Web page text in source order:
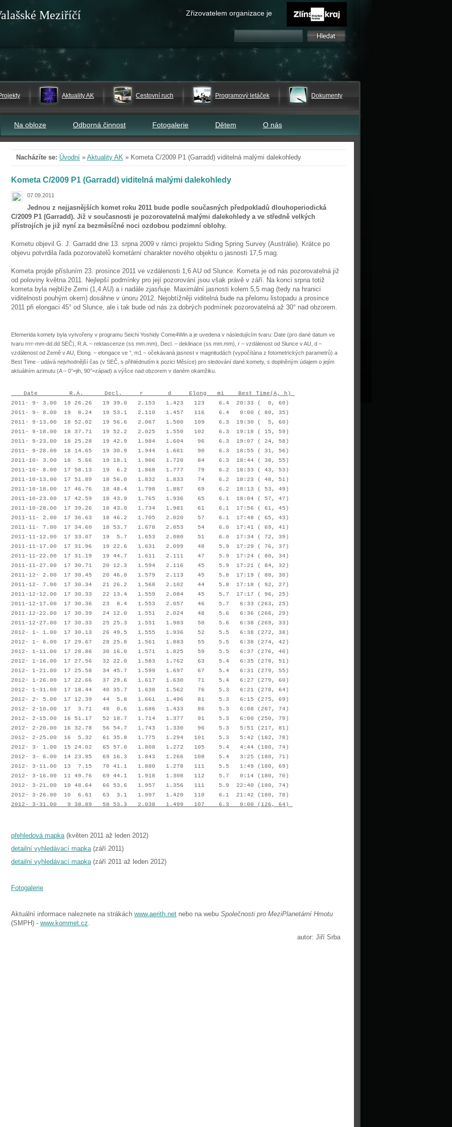
Meziříčí Zřizovatelem organizace je
Aktuality AK Cestovní ruch Programový letáček Dokumenty
Na obloze Odborná činnost Fotogalerie Dětem O nás
Nacházíte se: Úvodní » Aktuality AK » Kometa C/2009 P1 (Garradd) viditelná malými dalekohledy
Kometa C/2009 P1 (Garradd) viditelná malými dalekohledy
07.09.2011
Jednou z nejjasnějších komet roku 2011 bude podle současných předpokladů dlouhoperiodická
C/2009 P1 (Garradd). Již v současnosti je pozorovatelná malými dalekohledy a ve středně velkých
přístrojích je již nyní za bezměsíčné noci ozdobou podzimní oblohy.
Kometu objevil G. J. Garradd dne 13. srpna 2009 v rámci projektu Siding Spring Survey (Austrálie). Krátce po
objevu potvrdila řada pozorovatelů kometární charakter nového objektu o jasnosti 17,5 mag.
Kometa projde přísluním 23. prosince 2011 ve vzdálenosti 1,6 AU od Slunce. Kometa je od nás pozorovatelná již
od poloviny května 2011. Nejlepší podmínky pro její pozorování jsou však právě v září. Na konci srpna totiž
kometa byla nejblíže Zemi (1,4 AU) a i nadále zjasňuje. Maximální jasnosti kolem 5,5 mag (tedy na hranici
viditelnosti pouhým okem) dosáhne v únoru 2012. Nejobtížněji viditelná bude na přelomu listopadu a prosince
2011 při elongaci 45° od Slunce, ale i tak bude od nás za dobrých podmínek pozorovatelná až 30° nad obzorem.
Efemerida komety byla vytvořeny v programu Seichi Yoshidy Come4Win a je uvedena v následujícím tvaru: Date (pro dané datum ve
tvaru rrrr-mm-dd.dd SEČ), R.A. – rektascenze (ss mm.mm), Decl. – deklinace (ss mm.mm), r – vzdálenost od Slunce v AU, d –
vzdálenost od Země v AU, Elong. – elongace ve °, m1 – očekávaná jasnost v magnitudách (vypočítána z fotometrických parametrů) a
Best Time - udává nejvhodnější čas (v SEČ, s přihlédnutím k pozici Měsíce) pro sledování dané komety, s doplněným údajem o jejím
aktuálním azimutu (A – 0°=jih, 90°=západ) a výšce nad obzorem v daném okamžiku.
Date R.A. Decl. r d Elong m1 Best Time(A, h)
2011- 9- 3.00 19 26.26 19 39.0 2.153 1.423 123 6.4 20:33 ( 0, 60)
2011- 9- 8.00 19 8.24 19 53.1 2.110 1.457 116 6.4 0:00 ( 80, 35)
2011- 9-13.00 18 52.02 19 56.6 2.067 1.500 109 6.3 19:30 ( 5, 60)
2011- 9-18.00 18 37.71 19 52.2 2.025 1.550 102 6.3 19:18 ( 15, 59)
2011- 9-23.00 18 25.28 19 42.9 1.984 1.604 96 6.3 19:07 ( 24, 58)
2011- 9-28.00 18 14.65 19 30.9 1.944 1.661 90 6.3 18:55 ( 31, 56)
2011-10- 3.00 18 5.66 19 18.1 1.906 1.720 84 6.3 18:44 ( 38, 55)
2011-10- 8.00 17 58.13 19 6.2 1.868 1.777 79 6.2 18:33 ( 43, 53)
2011-10-13.00 17 51.89 18 56.0 1.832 1.833 74 6.2 18:23 ( 48, 51)
2011-10-18.00 17 46.76 18 48.4 1.798 1.887 69 6.2 18:13 ( 53, 49)
2011-10-23.00 17 42.59 18 43.9 1.765 1.936 65 6.1 18:04 ( 57, 47)
2011-10-28.00 17 39.26 18 43.0 1.734 1.981 61 6.1 17:56 ( 61, 45)
2011-11- 2.00 17 36.63 18 46.2 1.705 2.020 57 6.1 17:48 ( 65, 43)
2011-11- 7.00 17 34.60 18 53.7 1.678 2.053 54 6.0 17:41 ( 69, 41)
2011-11-12.00 17 33.07 19 5.7 1.653 2.080 51 6.0 17:34 ( 72, 39)
2011-11-17.00 17 31.96 19 22.6 1.631 2.099 48 5.9 17:29 ( 76, 37)
2011-11-22.00 17 31.19 19 44.7 1.611 2.111 47 5.9 17:24 ( 80, 34)
2011-11-27.00 17 30.71 20 12.3 1.594 2.116 45 5.9 17:21 ( 84, 32)
2011-12- 2.00 17 30.45 20 46.0 1.579 2.113 45 5.8 17:19 ( 88, 30)
2011-12- 7.00 17 30.34 21 26.2 1.568 2.102 44 5.8 17:18 ( 92, 27)
2011-12-12.00 17 30.33 22 13.4 1.559 2.084 45 5.7 17:17 ( 96, 25)
2011-12-17.00 17 30.36 23 8.4 1.553 2.057 46 5.7 6:33 (263, 25)
2011-12-22.00 17 30.39 24 12.0 1.551 2.024 48 5.6 6:36 (266, 29)
2011-12-27.00 17 30.33 25 25.3 1.551 1.983 50 5.6 6:38 (269, 33)
2012- 1- 1.00 17 30.13 26 49.5 1.555 1.936 52 5.5 6:38 (272, 38)
2012- 1- 6.00 17 29.67 28 25.8 1.561 1.883 55 5.5 6:38 (274, 42)
2012- 1-11.00 17 28.86 30 16.0 1.571 1.825 59 5.5 6:37 (276, 46)
2012- 1-16.00 17 27.56 32 22.0 1.583 1.762 63 5.4 6:35 (278, 51)
2012- 1-21.00 17 25.58 34 45.7 1.599 1.697 67 5.4 6:31 (279, 55)
2012- 1-26.00 17 22.66 37 29.6 1.617 1.630 71 5.4 6:27 (279, 60)
2012- 1-31.00 17 18.44 40 35.7 1.638 1.562 76 5.3 6:21 (278, 64)
2012- 2- 5.00 17 12.39 44 5.8 1.661 1.496 81 5.3 6:15 (275, 69)
2012- 2-10.00 17 3.71 48 0.6 1.686 1.433 86 5.3 6:08 (267, 74)
2012- 2-15.00 16 51.17 52 18.7 1.714 1.377 91 5.3 6:00 (250, 79)
2012- 2-20.00 16 32.78 56 54.7 1.743 1.330 96 5.3 5:51 (217, 81)
2012- 2-25.00 16 5.32 61 35.8 1.775 1.294 101 5.3 5:42 (182, 78)
2012- 3- 1.00 15 24.02 65 57.0 1.808 1.272 105 5.4 4:44 (180, 74)
2012- 3- 6.00 14 23.95 69 16.3 1.843 1.266 108 5.4 3:25 (180, 71)
2012- 3-11.00 13 7.15 70 41.1 1.880 1.278 111 5.5 1:49 (180, 69)
2012- 3-16.00 11 49.76 69 44.1 1.918 1.308 112 5.7 0:14 (180, 70)
2012- 3-21.00 10 48.64 66 53.6 1.957 1.356 111 5.9 22:40 (180, 74)
2012- 3-26.00 10 6.61 63 3.1 1.997 1.420 110 6.1 21:42 (180, 78)
2012- 3-31.00 9 38.89 58 53.3 2.038 1.499 107 6.3 0:00 (126, 64)
přehledová mapka(květen 2011 až leden 2012)
detailní vyhledávací mapka(září 2011)
detailní vyhledávací mapka(září 2011 až leden 2012)
Fotogalerie
Aktuální informace naleznete na strákách www.aerith.net nebo na webu Společnosti pro MeziPlanetární Hmotu
(SMPH) - www.kommet.cz.
autor: Jiří Srba